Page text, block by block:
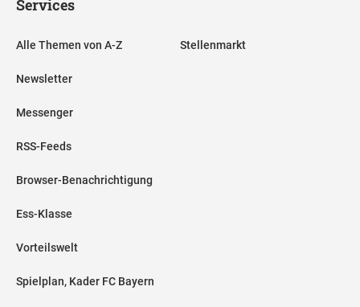
Services
Alle Themen von A-Z
Newsletter
Messenger
RSS-Feeds
Browser-Benachrichtigung
Ess-Klasse
Vorteilswelt
Spielplan, Kader FC Bayern
Stellenmarkt